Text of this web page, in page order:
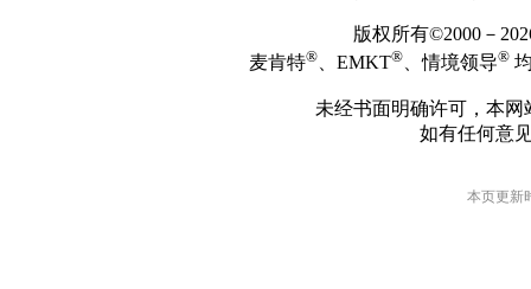
版权所有©2000－
麦肯特® 、EMKT® 、情境领导®
未经书面明确许可，本
如有任何意
本页更新